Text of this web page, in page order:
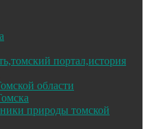
портал,история
области
природы томской